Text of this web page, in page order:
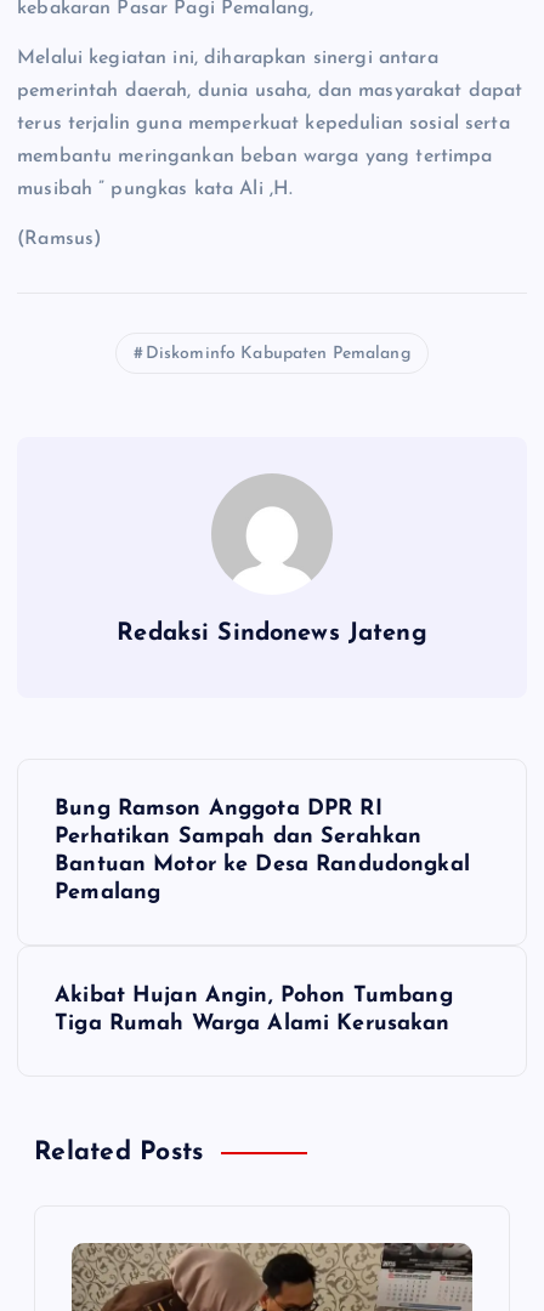
kebakaran Pasar Pagi Pemalang,
Melalui kegiatan ini, diharapkan sinergi antara
pemerintah daerah, dunia usaha, dan masyarakat dapat
terus terjalin guna memperkuat kepedulian sosial serta
membantu meringankan beban warga yang tertimpa
musibah ” pungkas kata Ali ,H.
(Ramsus)
Diskominfo Kabupaten Pemalang
Redaksi Sindonews Jateng
N
s
Bung Ramson Anggota DPR RI
Perhatikan Sampah dan Serahkan
Bantuan Motor ke Desa Randudongkal
Pemalang
Akibat Hujan Angin, Pohon Tumbang
Tiga Rumah Warga Alami Kerusakan
Related Posts